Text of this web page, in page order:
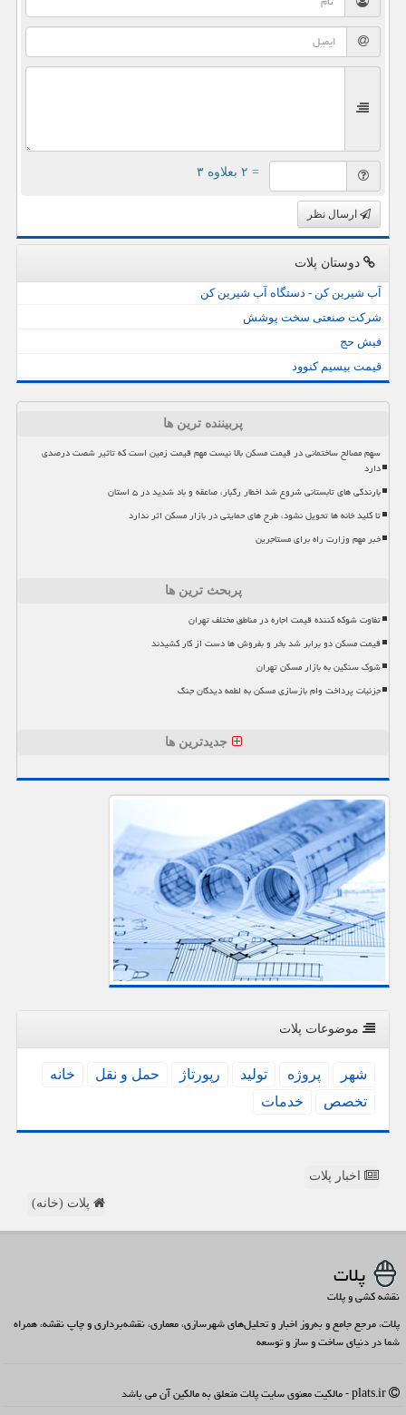
= ۲ بعلاوه ۳
ارسال نظر
دوستان پلات
آب شیرین کن - دستگاه آب شیرین کن
شرکت صنعتی سخت پوشش
فیش حج
قیمت بیسیم کنوود
پربیننده ترین ها
سهم مصالح ساختمانی در قیمت مسکن بالا نیست مهم قیمت زمین است که تاثیر شصت درصدی
دارد
بارندگی های تابستانی شروع شد اخطار رگبار، صاعقه و باد شدید در ۵ استان
تا کلید خانه ها تحویل نشود، طرح های حمایتی در بازار مسکن اثر ندارد
خبر مهم وزارت راه برای مستاجرین
پربحث ترین ها
تفاوت شوکه کننده قیمت اجاره در مناطق مختلف تهران
قیمت مسکن دو برابر شد بخر و بفروش ها دست از کار کشیدند
شوک سنگین به بازار مسکن تهران
جزئیات پرداخت وام بازسازی مسکن به لطمه دیدگان جنگ
جدیدترین ها
موضوعات پلات
شهر پروژه تولید رپورتاژ حمل و نقل
خانه
تخصص
خدمات
اخبار پلات
پلات (خانه)
پلات
نقشه کشی و پلات
پلات، مرجع جامع و به‌روز اخبار و تحلیل‌های شهرسازی، معماری، نقشه‌برداری و چاپ نقشه، همراه
شما در دنیای ساخت و ساز و توسعه